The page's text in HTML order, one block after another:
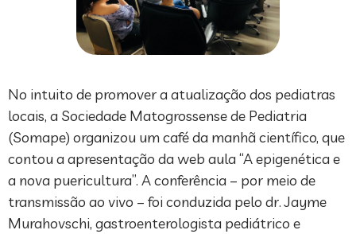
No intuito de promover a atualização dos pediatras
locais, a Sociedade Matogrossense de Pediatria
(Somape) organizou um café da manhã científico, que
contou a apresentação da web aula “A epigenética e
a nova puericultura”. A conferência – por meio de
transmissão ao vivo – foi conduzida pelo dr. Jayme
Murahovschi, gastroenterologista pediátrico e